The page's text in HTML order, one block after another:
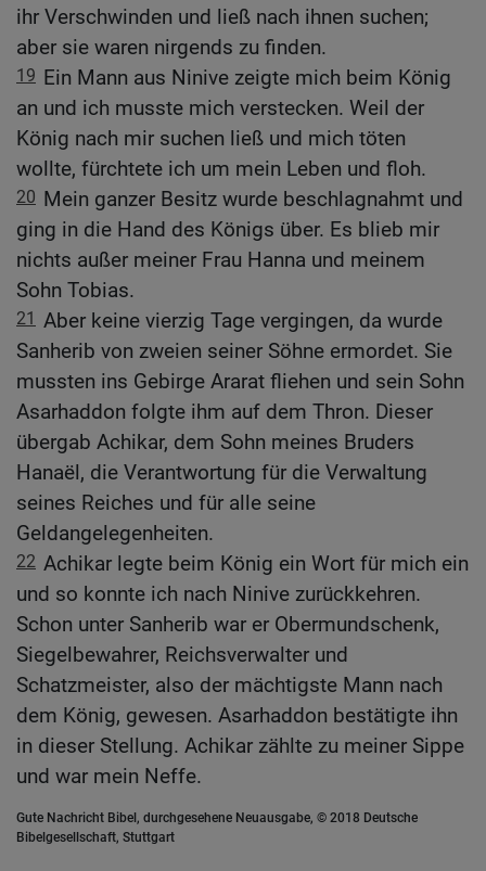
ihr Verschwinden und ließ nach ihnen suchen;
aber sie waren nirgends zu finden.
19 Ein Mann aus Ninive zeigte mich beim König
an und ich musste mich verstecken. Weil der
König nach mir suchen ließ und mich töten
wollte, fürchtete ich um mein Leben und floh.
20 Mein ganzer Besitz wurde beschlagnahmt und
ging in die Hand des Königs über. Es blieb mir
nichts außer meiner Frau Hanna und meinem
Sohn Tobias.
21 Aber keine vierzig Tage vergingen, da wurde
Sanherib von zweien seiner Söhne ermordet. Sie
mussten ins Gebirge Ararat fliehen und sein Sohn
Asarhaddon folgte ihm auf dem Thron. Dieser
übergab Achikar, dem Sohn meines Bruders
Hanaël, die Verantwortung für die Verwaltung
seines Reiches und für alle seine
Geldangelegenheiten.
22 Achikar legte beim König ein Wort für mich ein
und so konnte ich nach Ninive zurückkehren.
Schon unter Sanherib war er Obermundschenk,
Siegelbewahrer, Reichsverwalter und
Schatzmeister, also der mächtigste Mann nach
dem König, gewesen. Asarhaddon bestätigte ihn
in dieser Stellung. Achikar zählte zu meiner Sippe
und war mein Neffe.
Gute Nachricht Bibel, durchgesehene Neuausgabe, © 2018 Deutsche
Bibelgesellschaft, Stuttgart